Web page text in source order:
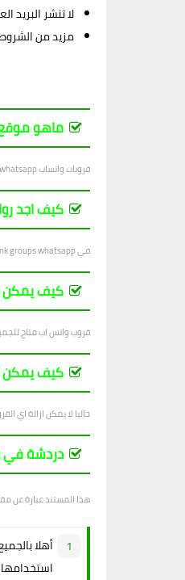
لا تنشر البريد
مزيد من
ماهو موقع
قروبات واتساب link groups whatsapp من أفضل المواقع المختصة بنشر أحسن قروبات واتساب في جميع المجالات ، بتجدد يوميا بجديد القروبات المتنوعة.
كيف اجد
في link groups whatsapp لا ننشر الا القروبات الاكثر اهمية، ولا ننشر القروبات التي فيها اساءة للاشخاص والاديان والانظمة...
كيف يمكن
قروب واتس اب متاح
كيف يمكن
حاليا لا يمكن ازالة اي
دردشة في
هذا المستند عبارة عن
أهلا